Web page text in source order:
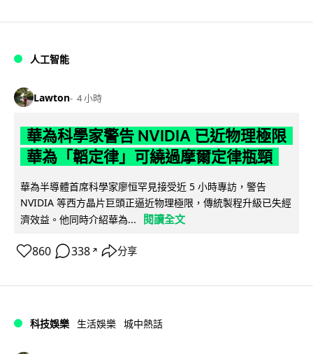
人工智能
Lawton 4 小時
華為科學家警告 NVIDIA 已近物理極限
華為「韜定律」可繞過摩爾定律瓶頸
華為半導體首席科學家廖恒罕見接受近 5 小時專訪，警告
NVIDIA 等西方晶片巨頭正逼近物理極限，傳統製程升級已失經
濟效益。他同時介紹華為...
閱讀全文
860 338 ↗ 分享
科技娛樂 生活娛樂 城中熱話